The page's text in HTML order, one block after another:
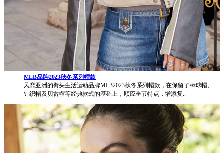
MLB品牌2023秋冬系列帽款
风靡亚洲的街头生活运动品牌MLB2023秋冬系列帽款，在保留了棒球帽、
针织帽及贝雷帽等经典款式的基础上，顺应季节特点，增添复..